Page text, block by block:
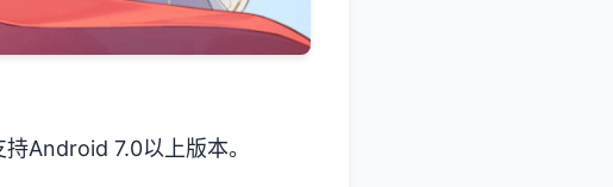
Android 7.0以上版本。